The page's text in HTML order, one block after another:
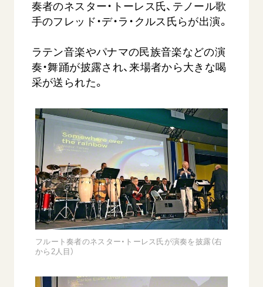
SOKA PICKS すべて見る
「三つの花ことば」 関西吹奏楽団
2026.07.31
動画
「ペン
吹奏楽
奏者のネスター・トーレス氏、テノール歌
手のフレッド・デ・ラ・クルス氏らが出演。
ラテン音楽やパナマの民族音楽などの演
奏・舞踊が披露され、来場者から大きな喝
采が送られた。
フルート奏者のネスター・トーレス氏が演奏を披露（右
から2人目）